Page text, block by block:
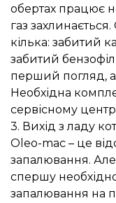
обертах працює
газ
кілька: забитий
забитий
перший погляд,
Необхідна
сервісному
3. Вихід з ладу
Oleo-mac – це
запалювання.
спершу
запалювання на